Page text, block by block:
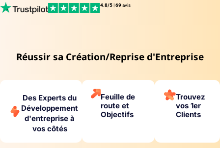
4.8/5 |69avis
Réussir sa Création/Reprise d'Entreprise
Des Experts du
Développement
d'entreprise à
vos côtés
Feuille de
route et
Objectifs
Trouvez
vos 1er
Clients